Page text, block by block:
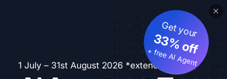
1 July – 31st August 2026 *extended
Get your
33% off
+ free AI Agent